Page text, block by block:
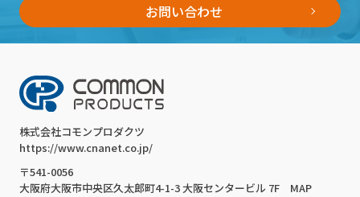
お問い合わせ
株式会社コモンプロダクツ
https://www.cnanet.co.jp/
〒541-0056
大阪府大阪市中央区久太郎町4-1-3 大阪センタービル 7F
MAP